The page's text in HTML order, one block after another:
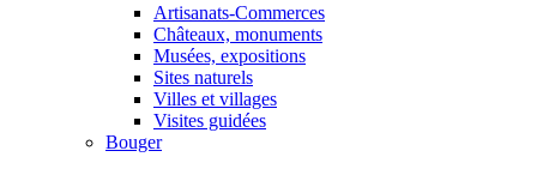
Artisanats-Commerces
Châteaux, monuments
Musées, expositions
Sites naturels
Villes et villages
Visites guidées
Bouger